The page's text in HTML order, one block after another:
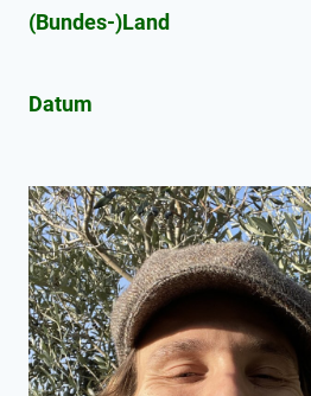
(Bundes-)Land
Datum